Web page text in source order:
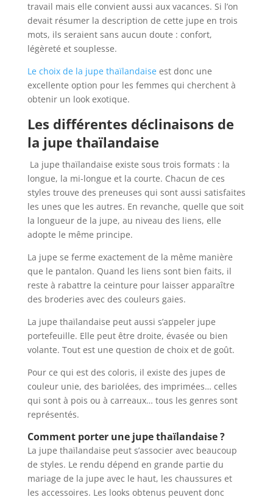
travail mais elle convient aussi aux vacances. Si l’on
devait résumer la description de cette jupe en trois
mots, ils seraient sans aucun doute : confort,
légèreté et souplesse.
Le choix de la jupe thaïlandaiseest donc une
excellente option pour les femmes qui cherchent à
obtenir un look exotique.
Les différentes déclinaisons de
la jupe thaïlandaise
La jupe thaïlandaise existe sous trois formats : la
longue, la mi-longue et la courte. Chacun de ces
styles trouve des preneuses qui sont aussi satisfaites
les unes que les autres. En revanche, quelle que soit
la longueur de la jupe, au niveau des liens, elle
adopte le même principe.
La jupe se ferme exactement de la même manière
que le pantalon. Quand les liens sont bien faits, il
reste à rabattre la ceinture pour laisser apparaître
des broderies avec des couleurs gaies.
La jupe thaïlandaise peut aussi s’appeler jupe
portefeuille. Elle peut être droite, évasée ou bien
volante. Tout est une question de choix et de goût.
Pour ce qui est des coloris, il existe des jupes de
couleur unie, des bariolées, des imprimées… celles
qui sont à pois ou à carreaux… tous les genres sont
représentés.
Comment porter une jupe thaïlandaise ?
La jupe thaïlandaise peut s’associer avec beaucoup
de styles. Le rendu dépend en grande partie du
mariage de la jupe avec le haut, les chaussures et
les accessoires. Les looks obtenus peuvent donc